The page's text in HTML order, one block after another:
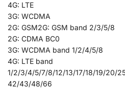
4G: LTE
3G: WCDMA
2G: GSM2G: GSM band 2/3/5/8
2G: CDMA BC0
3G: WCDMA band 1/2/4/5/8
4G: LTE band
1/2/3/4/5/7/8/12/13/17/18/19/20/
42/43/48/66